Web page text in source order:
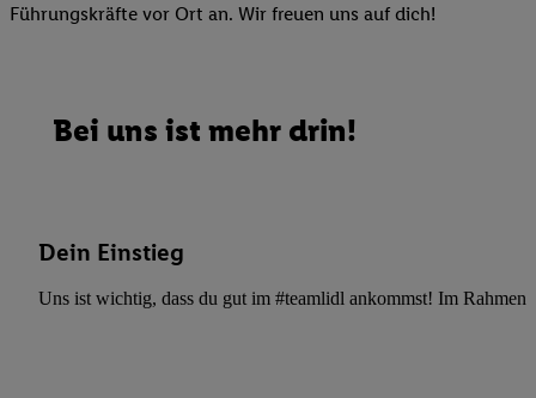
Führungskräfte vor Ort an. Wir freuen uns auf dich!
Bei uns ist mehr drin!
Dein Einstieg
Uns ist wichtig, dass du gut im #teamlidl ankommst! Im Rahmen